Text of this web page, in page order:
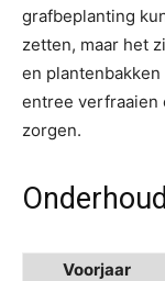
grafbeplanting
zetten, maar het
en
entree verfraaien
zorgen.
Voorjaar